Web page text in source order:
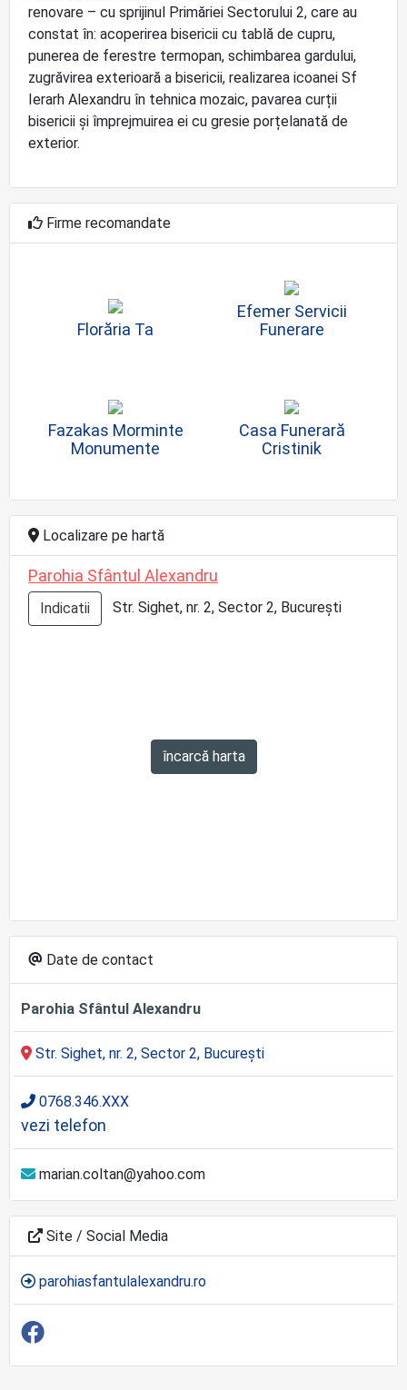
renovare – cu sprijinul Primăriei Sectorului 2, care au
constat în: acoperirea bisericii cu tablă de cupru,
punerea de ferestre termopan, schimbarea gardului,
zugrăvirea exterioară a bisericii, realizarea icoanei Sf
Ierarh Alexandru în tehnica mozaic, pavarea curții
bisericii și împrejmuirea ei cu gresie porțelanată de
exterior.
Firme recomandate
Florăria Ta
Efemer Servicii
Funerare
Fazakas Morminte
Monumente
Casa Funerară
Cristinik
Localizare pe hartă
Parohia Sfântul Alexandru
Indicatii Str. Sighet, nr. 2, Sector 2, București
încarcă harta
Date de contact
Parohia Sfântul Alexandru
Str. Sighet, nr. 2, Sector 2, București
0768.346.XXX
vezi telefon
marian.coltan@yahoo.com
Site / Social Media
parohiasfantulalexandru.ro